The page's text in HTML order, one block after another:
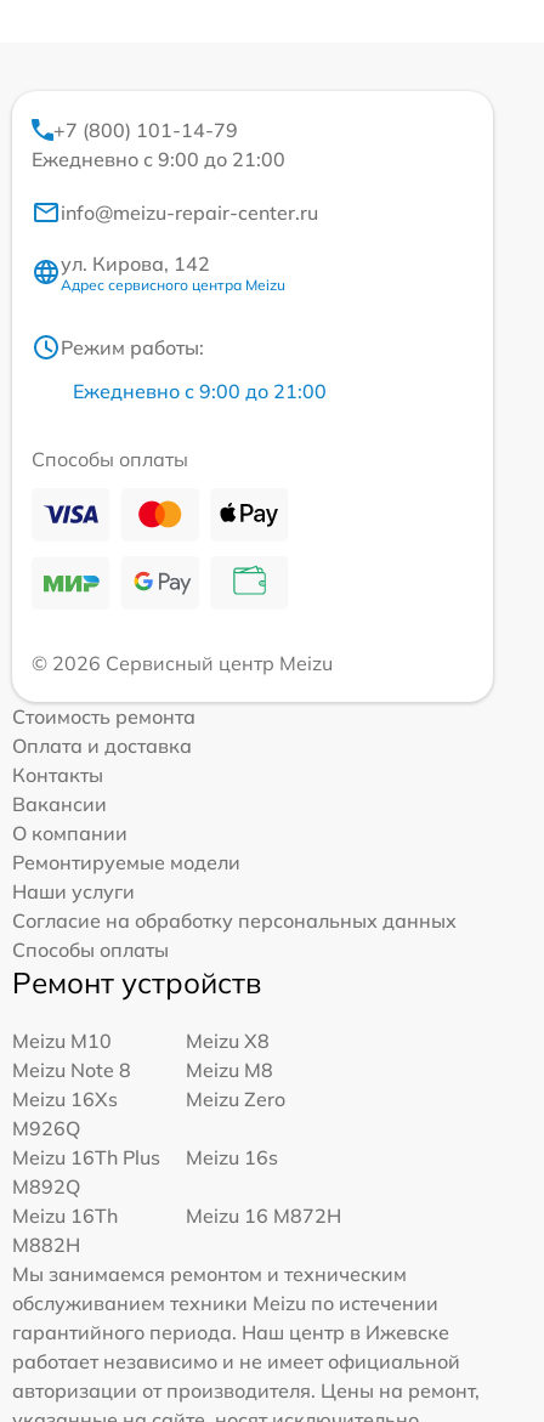
+7 (800) 101-14-79
Ежедневно с 9:00 до 21:00
info@meizu-repair-center.ru
ул. Кирова, 142
Адрес сервисного центра Meizu
Режим работы:
Ежедневно с 9:00 до 21:00
Способы оплаты
© 2026 Сервисный центр Meizu
Стоимость ремонта
Оплата и доставка
Контакты
Вакансии
О компании
Ремонтируемые модели
Наши услуги
Согласие на обработку персональных данных
Способы оплаты
Ремонт устройств
Meizu M10
Meizu X8
Meizu Note 8
Meizu M8
Meizu 16Xs
M926Q
Meizu Zero
Meizu 16Th Plus
M892Q
Meizu 16s
Meizu 16Th
M882H
Meizu 16 M872H
Мы занимаемся ремонтом и техническим
обслуживанием техники Meizu по истечении
гарантийного периода. Наш центр в Ижевске
работает независимо и не имеет официальной
авторизации от производителя. Цены на ремонт,